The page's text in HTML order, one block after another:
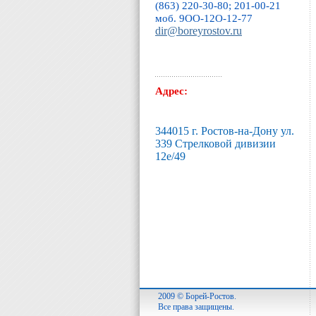
(863) 220-30-80; 201-00-21
моб. 9ОО-12O-12-77
dir@boreyrostov.ru
Адрес:
344015 г. Ростов-на-Дону ул.
339 Стрелковой дивизии
12е/49
2009 © Борей-Ростов.
Все права защищены.